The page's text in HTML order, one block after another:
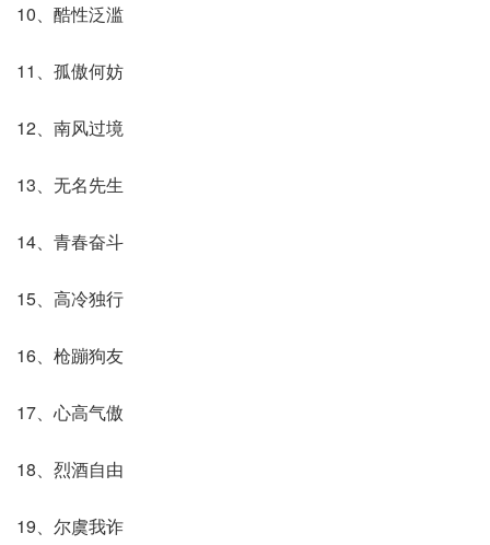
10、酷性泛滥
11、孤傲何妨
12、南风过境
13、无名先生
14、青春奋斗
15、高冷独行
16、枪蹦狗友
17、心高气傲
18、烈酒自由
19、尔虞我诈